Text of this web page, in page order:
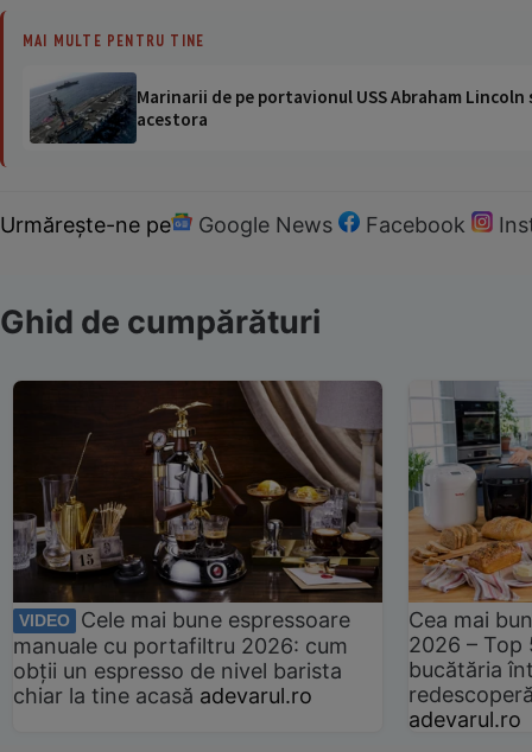
MAI MULTE PENTRU TINE
Marinarii de pe portavionul USS Abraham
acestora
Urmărește-ne pe Google News Facebook
Ghid de cumpărături
VIDEO
Cele mai bune espressoare
manuale cu portafiltru 2026: cum
obții un espresso de nivel barista
chiar la tine acasă adevarul.ro
Cea mai
2026 –
bucătăria
adevarul.ro